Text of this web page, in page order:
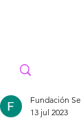
Fundación
13 jul 2023